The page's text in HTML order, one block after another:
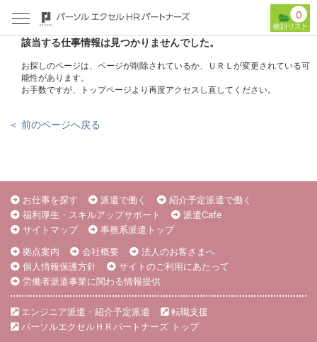
0
該当する仕事情報は見つかりませんでした。
お探しのページは、ページが削除されているか、ＵＲＬが変更されている可
能性があります。
お手数ですが、トップページより再度アクセスし直してください。
＜ 前のページへ戻る
お仕事を探す 派遣で働く
紹介予定派遣で働く
福利厚生・スキルアップサポート
派遣Cafe
サイトマップ
事務系派遣トップ
拠点案内
会社概要
法人のお客さまへ
個人情報保護方針
サイトのご利用にあたって
労働者派遣事業に関わる情報提供
エンジニア派遣・紹介予定派遣
転職支援
パーソルエクセルＨＲパートナーズ トップ